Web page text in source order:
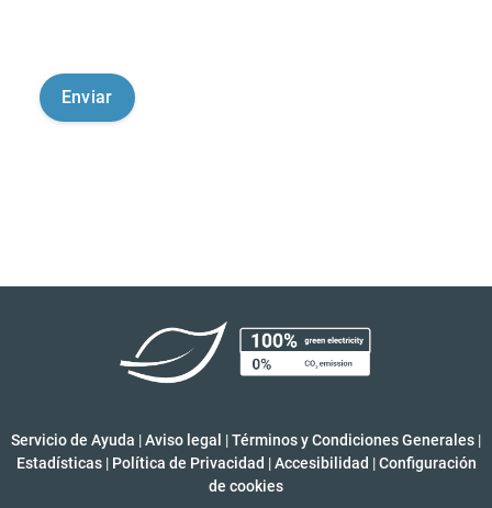
Servicio de Ayuda |Aviso legal |Términos y Condiciones Generales |
Estadísticas | Política de Privacidad | Accesibilidad | Configuración
de cookies